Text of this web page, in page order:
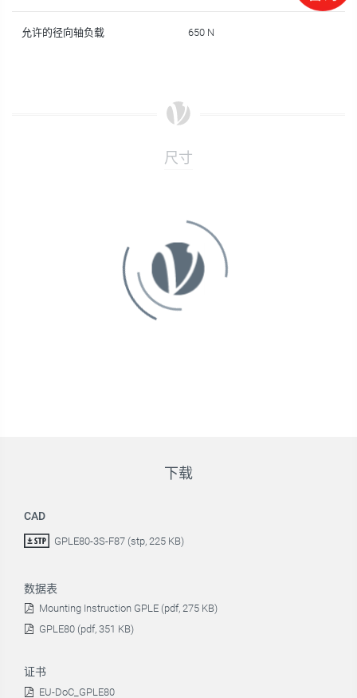
允许的径向轴负载 650 N
尺寸
下载
CAD
GPLE80-3S-F87 (stp, 225 KB)
数据表
Mounting Instruction GPLE (pdf, 275 KB)
GPLE80 (pdf, 351 KB)
证书
EU-DoC_GPLE80